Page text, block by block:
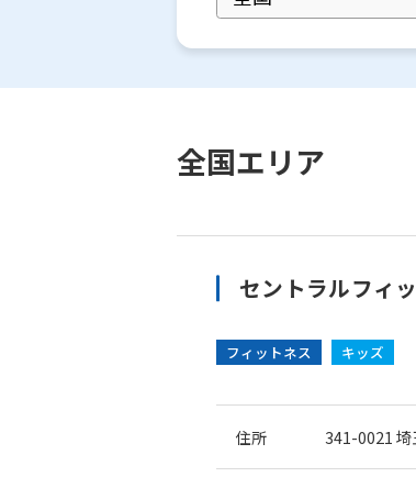
全国エリア
セントラルフィ
フィットネス キッズ
住所 341-0021埼